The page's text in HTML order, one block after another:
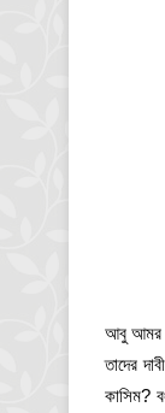
আবু আমর
তাদের
কাসিম?